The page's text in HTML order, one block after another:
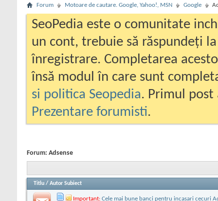
Forum Motoare de cautare. Google, Yahoo!, MSN Google
SeoPedia este o comunitate
un cont, trebuie să răspundeți
înregistrare. Completarea
însă modul în care sunt
si politica Seopedia. Primul
Prezentare forumisti.
Forum: Adsense
Titlu / Autor Subiect
Important: Cele mai bune banci pentru incasari cecuri